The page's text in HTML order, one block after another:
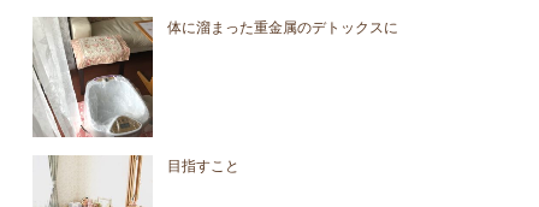
体に溜まった重金属のデトックスに
目指すこと